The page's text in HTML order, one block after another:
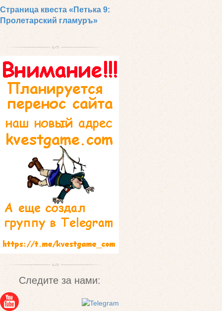
Страница квеста «Петька 9:
Пролетарский гламуръ»
Следите за нами: